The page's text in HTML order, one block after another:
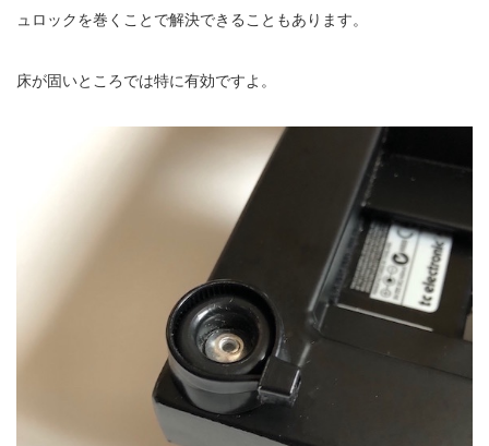
ュロックを巻くことで解決できることもあります。
床が固いところでは特に有効ですよ。